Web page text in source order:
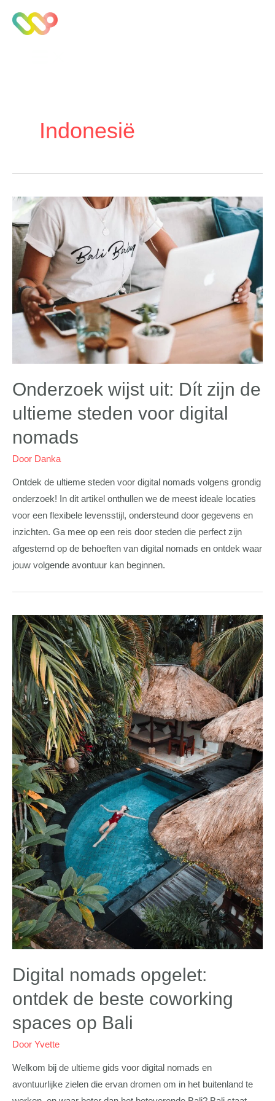
Indonesië
Onderzoek wijst uit: Dít zijn de
ultieme steden voor digital
nomads
Door Danka
Ontdek de ultieme steden voor digital nomads volgens grondig
onderzoek! In dit artikel onthullen we de meest ideale locaties
voor een flexibele levensstijl, ondersteund door gegevens en
inzichten. Ga mee op een reis door steden die perfect zijn
afgestemd op de behoeften van digital nomads en ontdek waar
jouw volgende avontuur kan beginnen.
Digital nomads opgelet:
ontdek de beste coworking
spaces op Bali
Door Yvette
Welkom bij de ultieme gids voor digital nomads en
avontuurlijke zielen die ervan dromen om in het buitenland te